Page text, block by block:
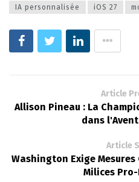
IA personnalisée
iOS 27
Article
Allison Pineau : La
dans
Article
Washington Exige
Milices